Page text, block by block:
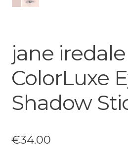
jane iredale
ColorLuxe
Shadow
€34.00